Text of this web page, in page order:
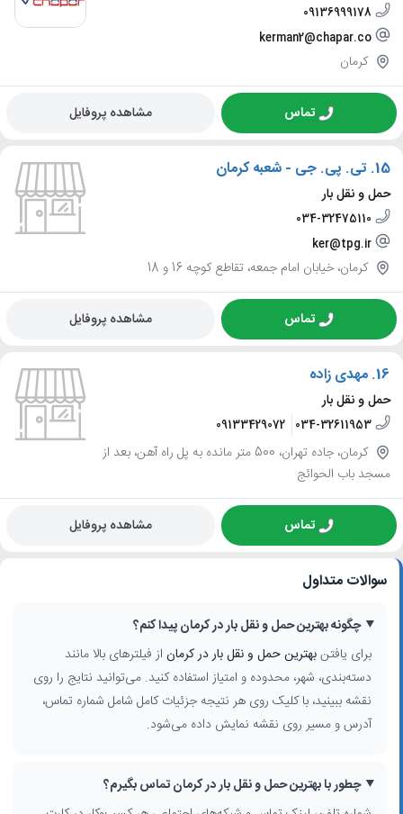
09136999178
kerman2@chapar.co
کرمان
تماس مشاهده پروفایل
15. تی. پی. جی - شعبه کرمان
حمل و نقل بار
034-32475110
ker@tpg.ir
کرمان، خیابان امام جمعه، تقاطع کوچه 16 و 18
تماس مشاهده پروفایل
16. مهدی زاده
حمل و نقل بار
034-32611953
09133429072
کرمان، جاده تهران، 500 متر مانده به پل راه آهن، بعد از
مسجد باب الحوائج
تماس مشاهده پروفایل
سوالات متداول
چگونه بهترین حمل و نقل بار در کرمان پیدا کنم؟
برای یافتنبهترین حمل و نقل بار در کرمان از فیلترهای بالا مانند
دسته‌بندی، شهر، محدوده و امتیاز استفاده کنید. می‌توانید نتایج را روی
نقشه ببینید، با کلیک روی هر نتیجه جزئیات کامل شامل شماره تماس،
آدرس و مسیر روی نقشه نمایش داده می‌شود.
چطور با بهترین حمل و نقل بار در کرمان تماس بگیرم؟